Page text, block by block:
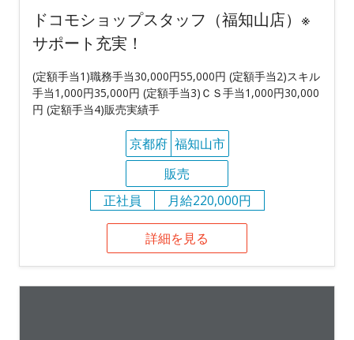
ドコモショップスタッフ（福知山店）※
サポート充実！
(定額手当1)職務手当30,000円55,000円 (定額手当2)スキル
手当1,000円35,000円 (定額手当3)ＣＳ手当1,000円30,000
円 (定額手当4)販売実績手
京都府 福知山市
販売
正社員
月給220,000円
詳細を見る